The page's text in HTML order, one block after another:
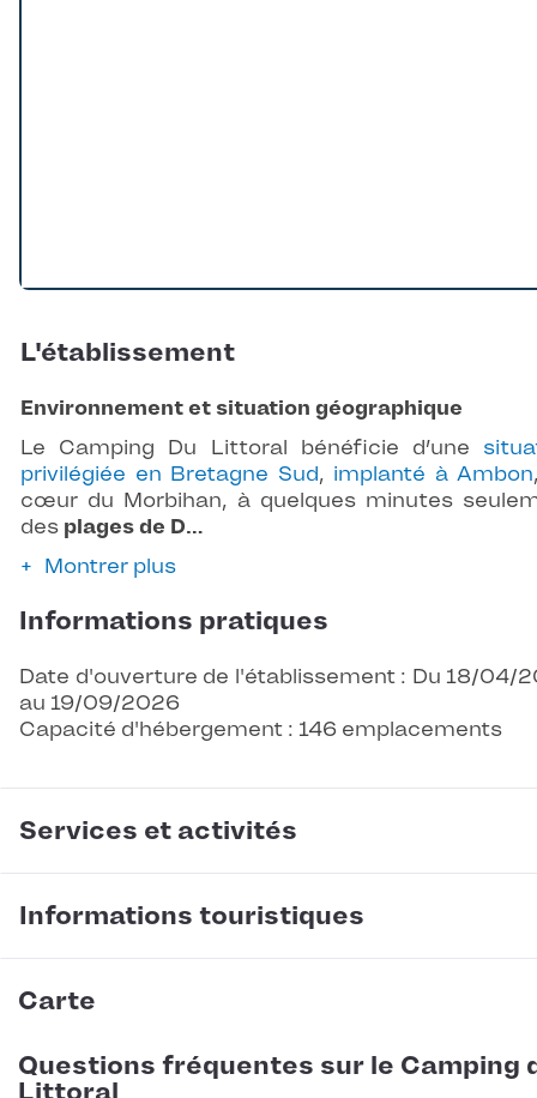
L'établissement
Environnement et situation géographique
Le Camping Du Littoral bénéficie d’une
privilégiée en Bretagne Sud, implanté à Ambon
cœur du Morbihan, à quelques minutes
des plages de D…
Montrer plus
Informations pratiques
Date d'ouverture de l'établissement : Du 18/04/
au 19/09/2026
Capacité d'hébergement : 146 emplacements
Services et activités
Informations touristiques
Carte
Questions fréquentes sur le Camping